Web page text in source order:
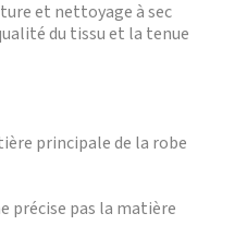
et nettoyage à sec
du tissu et la tenue
principale de la robe
précise pas la matière